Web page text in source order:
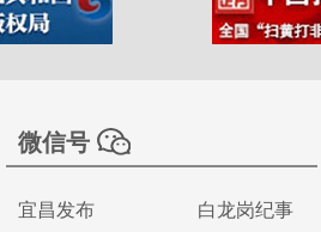
微信号
宜昌发布 白龙岗纪事